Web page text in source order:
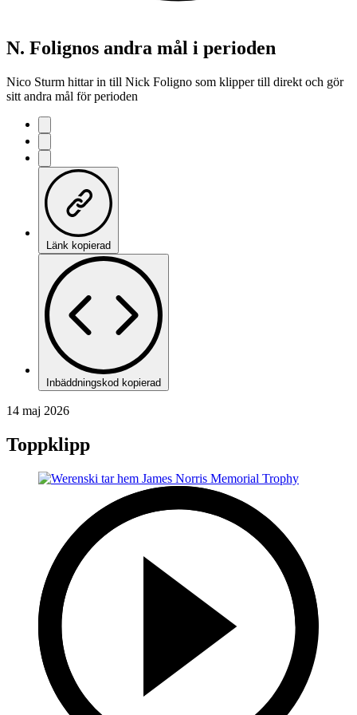
N. Folignos andra mål i perioden
Nico Sturm hittar in till Nick Foligno som klipper till direkt och gör
sitt andra mål för perioden
Länk kopierad
Inbäddningskod kopierad
14 maj 2026
Toppklipp